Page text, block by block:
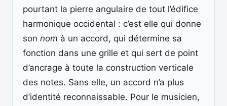
pourtant la pierre angulaire de tout l’édifice
harmonique occidental : c’est elle qui donne
son nom à un accord, qui détermine sa
fonction dans une grille et qui sert de point
d’ancrage à toute la construction verticale
des notes. Sans elle, un accord n’a plus
d’identité reconnaissable. Pour le musicien,